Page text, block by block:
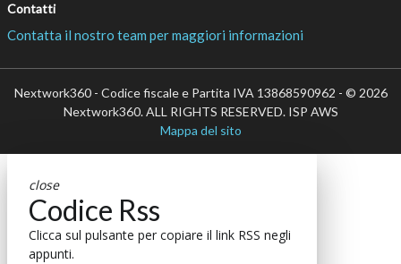
Contatti
Contatta il nostro team per maggiori informazioni
Nextwork360 - Codice fiscale e Partita IVA 13868590962 - © 2026
Nextwork360. ALL RIGHTS RESERVED. ISP AWS
Mappa del sito
close
Codice Rss
Clicca sul pulsante per copiare il link RSS negli
appunti.